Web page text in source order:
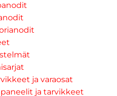
ja varaosat
ja tarvikkeet